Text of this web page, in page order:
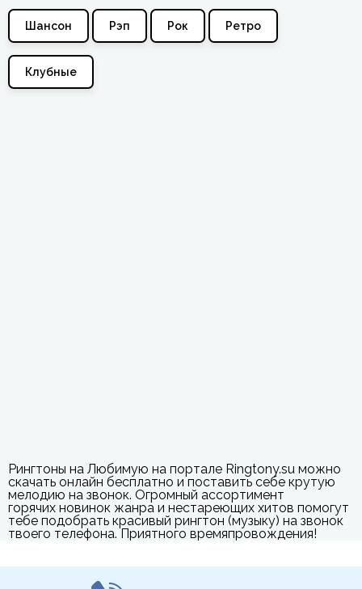
Шансон Рэп Рок Ретро
Клубные
Рингтоны на Любимую на портале Ringtony.su можно
скачать онлайн бесплатно и поставить себе крутую
мелодию на звонок. Огромный ассортимент
горячих новинок жанра и нестареющих хитов помогут
тебе подобрать красивый рингтон (музыку) на звонок
твоего телефона. Приятного времяпровождения!